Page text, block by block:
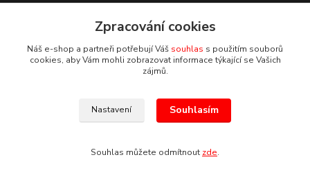
+420 777 085 857
info@deptrade.cz
Zpracování cookies
Náš e-shop a partneři potřebují Váš souhlas s použitím souborů
cookies, aby Vám mohli zobrazovat informace týkající se Vašich
zájmů.
Nastavení Souhlasím
Souhlas můžete odmítnout zde.